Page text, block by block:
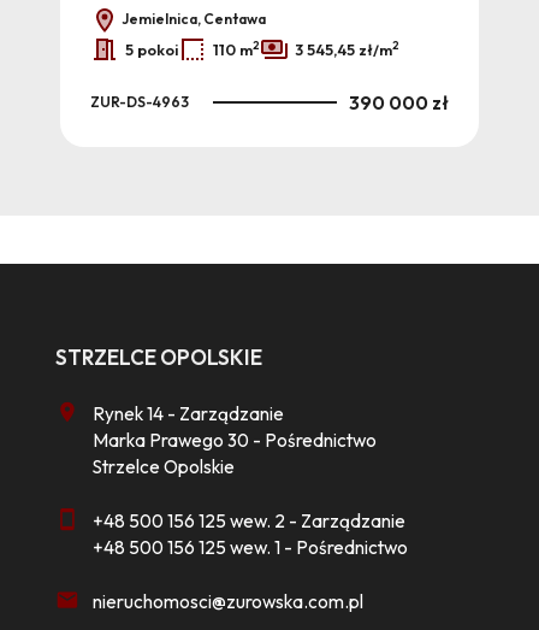
Jemielnica, Centawa
5 pokoi 110 m2 3 545,45 zł/m2
ZUR-DS-4963 390 000 zł
STRZELCE OPOLSKIE
Rynek 14 - Zarządzanie
Marka Prawego 30 - Pośrednictwo
Strzelce Opolskie
+48 500 156 125 wew. 2 - Zarządzanie
+48 500 156 125 wew. 1 - Pośrednictwo
nieruchomosci@zurowska.com.pl